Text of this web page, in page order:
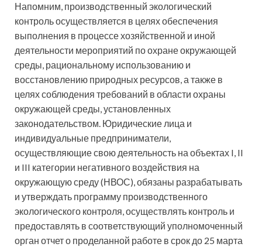
Напомним, производственный экологический
контроль осуществляется в целях обеспечения
выполнения в процессе хозяйственной и иной
деятельности мероприятий по охране окружающей
среды, рациональному использованию и
восстановлению природных ресурсов, а также в
целях соблюдения требований в области охраны
окружающей среды, установленных
законодательством. Юридические лица и
индивидуальные предприниматели,
осуществляющие свою деятельность на объектах I, II
и III категории негативного воздействия на
окружающую среду (НВОС), обязаны разрабатывать
и утверждать программу производственного
экологического контроля, осуществлять контроль и
предоставлять в соответствующий уполномоченный
орган отчет о проделанной работе в срок до 25 марта